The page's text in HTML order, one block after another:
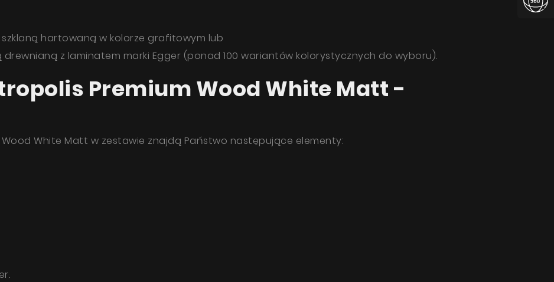
Inspiracje
Promocje
Współpraca
Kontakt
Wyrażam zgodę na przetwarzanie moich danych osobowych zgodnie
szklaną hartowaną w kolorze grafitowym lub
drewnianą z laminatem marki Egger (ponad 100 wariantów kolorystycznych do wyboru).
Premium Wood White Matt -
White Matt w zestawie znajdą Państwo następujące elementy: